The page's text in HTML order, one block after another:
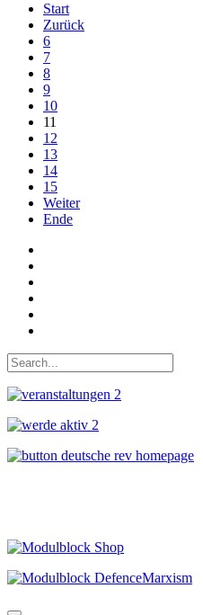
Start
Zurück
6
7
8
9
10
11
12
13
14
15
Weiter
Ende